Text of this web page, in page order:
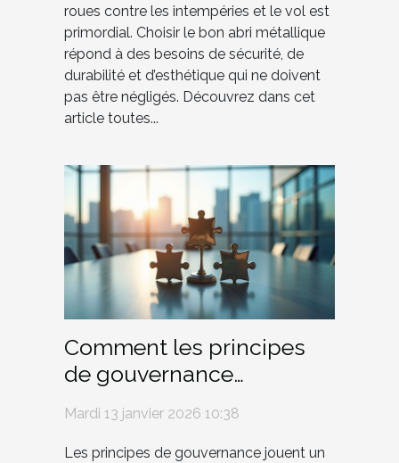
roues contre les intempéries et le vol est
primordial. Choisir le bon abri métallique
répond à des besoins de sécurité, de
durabilité et d’esthétique qui ne doivent
pas être négligés. Découvrez dans cet
article toutes...
Comment les principes
de gouvernance
transforment-ils les
structures d'entreprise ?
Mardi 13 janvier 2026 10:38
Les principes de gouvernance jouent un